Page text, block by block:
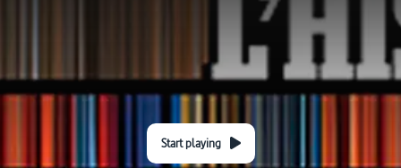
Start playing